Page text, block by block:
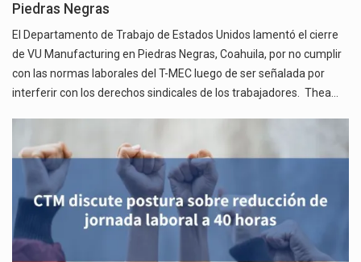
Piedras Negras
El Departamento de Trabajo de Estados Unidos lamentó el cierre
de VU Manufacturing en Piedras Negras, Coahuila, por no cumplir
con las normas laborales del T-MEC luego de ser señalada por
interferir con los derechos sindicales de los trabajadores. Thea…